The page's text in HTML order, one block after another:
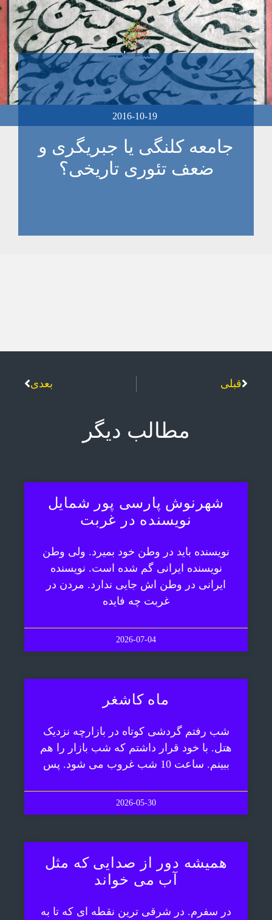
2016-10-19
جامعه کلنگی یا جبریگری و
ضعف تئوری تاریخی؟
قبلی بعدی
مطالب دیگر
شهرنوش پارسی پور شمایل
نویسنده در غربت
نویسنده باید در وطن خود بمیرد. ولی وطن
نویسنده ایرانی گم شده است. نویسنده
ایرانی در وطن اش جایی ندارد. مردن در
غربت چه فایده
2026-07-04
ماه کاشغر
شب رفتم گردشی کوتاه در بازارچه نزدیک
هتل. با خود قرار داشتم که شب بازار را هم
ببینم. ساعت 10 شب غروب می شود. پس
2026-05-30
همیشه دور از صدایی که مثل
آب می خواند
در سفرم. در شرقی ترین نقطه ای که تا به